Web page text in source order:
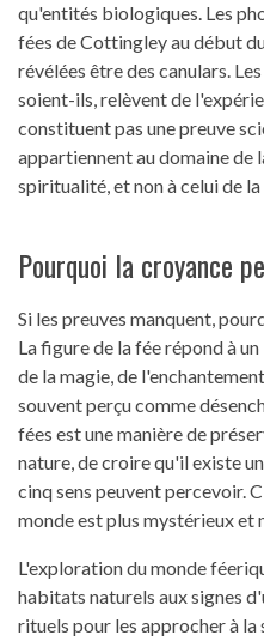
qu'entités biologiques. Les
fées de Cottingley au début
révélées être des canulars.
soient-ils, relèvent de
constituent pas une preuve
appartiennent au domaine de
spiritualité, et non à celui de
Pourquoi la croyance
Si les preuves manquent,
La figure de la fée répond à
de la magie, de
souvent perçu comme
fées est une manière de
nature, de croire qu'il existe
cinq sens peuvent percevoir.
monde est plus mystérieux et
L'exploration du monde
habitats naturels aux signes
rituels pour les approcher à